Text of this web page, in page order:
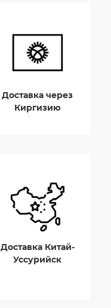
Доставка через
Киргизию
Доставка Китай-
Уссурийск